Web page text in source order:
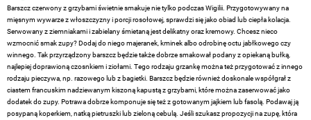
Barszcz czerwony z grzybami świetnie smakuje nie tylko podczas Wigilii. Przygotowywany na
mięsnym wywarze z włoszczyzny i porcji rosołowej, sprawdzi się jako obiad lub ciepła kolacja.
Serwowany z ziemniakami i zabielany śmietaną jest delikatny oraz kremowy. Chcesz nieco
wzmocnić smak zupy? Dodaj do niego majeranek, kminek albo odrobinę octu jabłkowego czy
winnego. Tak przyrządzony barszcz będzie także dobrze smakował podany z opiekaną bułką,
najlepiej doprawioną czosnkiem i ziołami. Tego rodzaju grzankę można też przygotować z innego
rodzaju pieczywa, np. razowego lub z bagietki. Barszcz będzie również doskonale współgrał z
ciastem francuskim nadziewanym kiszoną kapustą z grzybami, które można zaserwować jako
dodatek do zupy. Potrawa dobrze komponuje się też z gotowanym jajkiem lub fasolą. Podawaj ją
posypaną koperkiem, natką pietruszki lub zieloną cebulą. Jeśli szukasz propozycji na zupę, która